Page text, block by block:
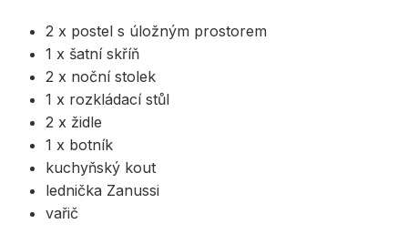
2 x postel s úložným prostorem
1 x šatní skříň
2 x noční stolek
1 x rozkládací stůl
2 x židle
1 x botník
kuchyňský kout
lednička Zanussi
vařič